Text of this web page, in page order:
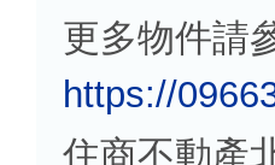
更多物件請
https://
住商不動產